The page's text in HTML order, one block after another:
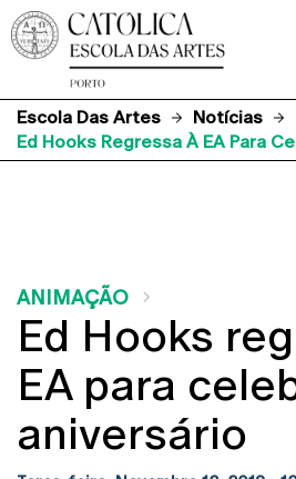
Escola Das Artes
Notícias
Ed Hooks Regressa À EA Para
ANIMAÇÃO
Ed Hooks
EA para
aniversário